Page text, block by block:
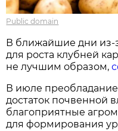
Public domain
В ближайшие дни из-
для роста клубней
не лучшим образом,
В июле
достаток почвенной
благоприятные
для формирования